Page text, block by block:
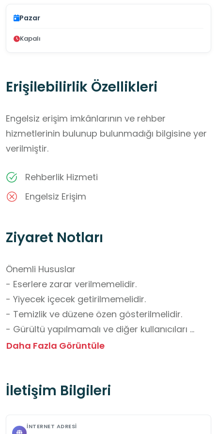
Pazar
Kapalı
Erişilebilirlik Özellikleri
Engelsiz erişim imkânlarının ve rehber
hizmetlerinin bulunup bulunmadığı bilgisine yer
verilmiştir.
Rehberlik Hizmeti
Engelsiz Erişim
Ziyaret Notları
Önemli Hususlar
- Eserlere zarar verilmemelidir.
- Yiyecek içecek getirilmemelidir.
- Temizlik ve düzene özen gösterilmelidir.
- Gürültü yapılmamalı ve diğer kullanıcıları
rahatsız edecek davranışlardan kaçınılmalıdır.
Daha Fazla Görüntüle
İletişim Bilgileri
İNTERNET ADRESI